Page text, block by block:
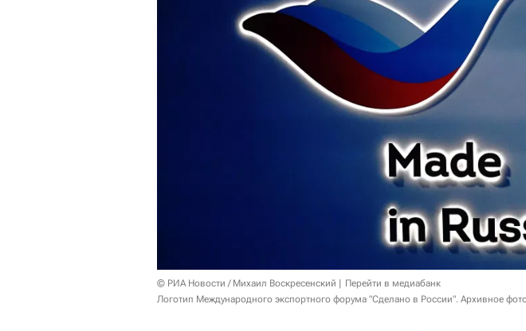
© РИА Новости / Михаил Воскресенский
Перейти в медиабанк
Логотип Международного экспортного форума "Сделано в России". Архивное